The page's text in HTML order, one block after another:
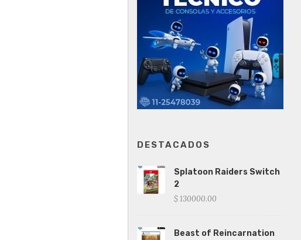
DESTACADOS
Splatoon Raiders Switch
2
$ 130000.00
Beast of Reincarnation